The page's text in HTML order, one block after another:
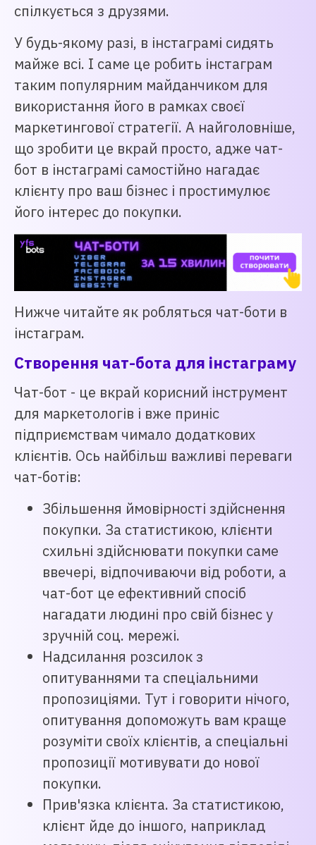
спілкується з друзями.
У будь-якому разі, в інстаграмі сидять
майже всі. І саме це робить інстаграм
таким популярним майданчиком для
використання його в рамках своєї
маркетингової стратегії. А найголовніше,
що зробити це вкрай просто, адже чат-
бот в інстаграмі самостійно нагадає
клієнту про ваш бізнес і простимулює
його інтерес до покупки.
Нижче читайте як робляться чат-боти в
інстаграм.
Створення чат-бота для інстаграму
Чат-бот - це вкрай корисний інструмент
для маркетологів і вже приніс
підприємствам чимало додаткових
клієнтів. Ось найбільш важливі переваги
чат-ботів:
Збільшення ймовірності здійснення
покупки. За статистикою, клієнти
схильні здійснювати покупки саме
ввечері, відпочиваючи від роботи, а
чат-бот це ефективний спосіб
нагадати людині про свій бізнес у
зручній соц. мережі.
Надсилання розсилок з
опитуваннями та спеціальними
пропозиціями. Тут і говорити нічого,
опитування допоможуть вам краще
розуміти своїх клієнтів, а спеціальні
пропозиції мотивувати до нової
покупки.
Прив'язка клієнта. За статистикою,
клієнт йде до іншого, наприклад